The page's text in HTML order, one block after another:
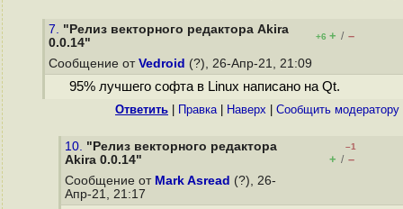
7. "Релиз векторного редактора Akira
0.0.14"
+6 + / –
Сообщение от Vedroid (?), 26-Апр-21, 21:09
95% лучшего софта в Linux написано на Qt.
Ответить Правка| Наверх Cообщить модератору
10. "Релиз векторного редактора
Akira 0.0.14"
–1
+ / –
Сообщение от Mark Asread (?), 26-
Апр-21, 21:17